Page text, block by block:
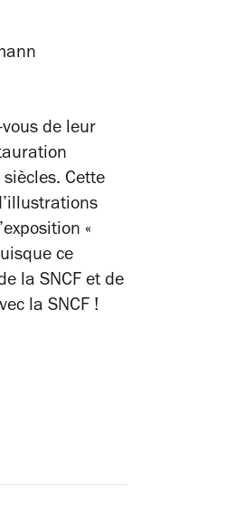
de leur
Cette
«
ce
la SNCF et de
la SNCF !